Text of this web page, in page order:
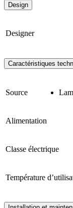
Design
Designer
Caractéristiques
Source
Alimentation
Classe électrique
Température